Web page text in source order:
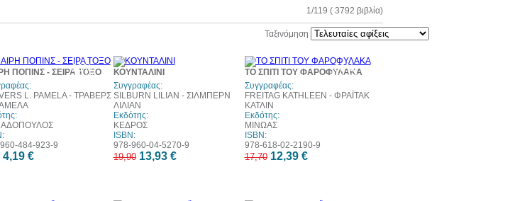
1/119 ( 3792 βιβλία)
Ταξινόμηση
30%
έκπτωση
ΠΟΠΙΝΣ - ΣΕΙΡΑ ΤΟΞΟ
L. PAMELA - ΤΡΑΒΕΡΣ
484-923-9
4,19 €
ΚΟΥΝΤΑΛΙΝΙ
Συγγραφέας:
SILBURN LILIAN - ΣΙΛΜΠΕΡΝ
ΛΙΛΙΑΝ
Εκδότης:
ΚΕΔΡΟΣ
ISBN:
978-960-04-5270-9
19,90 13,93 €
30%
έκπτωση
ΤΟ ΣΠΙΤΙ ΤΟΥ ΦΑΡΟΦΥΛΑΚΑ
Συγγραφέας:
FREITAG KATHLEEN - ΦΡΑΪΤΑΚ
ΚΑΤΛΙΝ
Εκδότης:
ΜΙΝΩΑΣ
ISBN:
978-618-02-2190-9
17,70 12,39 €